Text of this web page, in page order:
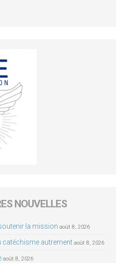
NOUVELLES
la mission août 8, 2026
catéchisme autrement août 8, 2026
août 8, 2026